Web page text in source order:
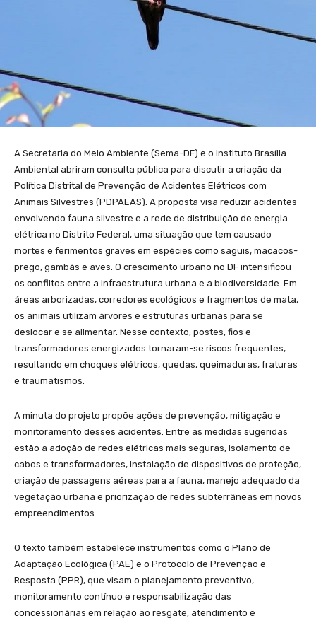
A Secretaria do Meio Ambiente (Sema-DF) e o Instituto Brasília
Ambiental abriram consulta pública para discutir a criação da
Política Distrital de Prevenção de Acidentes Elétricos com
Animais Silvestres (PDPAEAS). A proposta visa reduzir acidentes
envolvendo fauna silvestre e a rede de distribuição de energia
elétrica no Distrito Federal, uma situação que tem causado
mortes e ferimentos graves em espécies como saguis, macacos-
prego, gambás e aves. O crescimento urbano no DF intensificou
os conflitos entre a infraestrutura urbana e a biodiversidade. Em
áreas arborizadas, corredores ecológicos e fragmentos de mata,
os animais utilizam árvores e estruturas urbanas para se
deslocar e se alimentar. Nesse contexto, postes, fios e
transformadores energizados tornaram-se riscos frequentes,
resultando em choques elétricos, quedas, queimaduras, fraturas
e traumatismos.
A minuta do projeto propõe ações de prevenção, mitigação e
monitoramento desses acidentes. Entre as medidas sugeridas
estão a adoção de redes elétricas mais seguras, isolamento de
cabos e transformadores, instalação de dispositivos de proteção,
criação de passagens aéreas para a fauna, manejo adequado da
vegetação urbana e priorização de redes subterrâneas em novos
empreendimentos.
O texto também estabelece instrumentos como o Plano de
Adaptação Ecológica (PAE) e o Protocolo de Prevenção e
Resposta (PPR), que visam o planejamento preventivo,
monitoramento contínuo e responsabilização das
concessionárias em relação ao resgate, atendimento e